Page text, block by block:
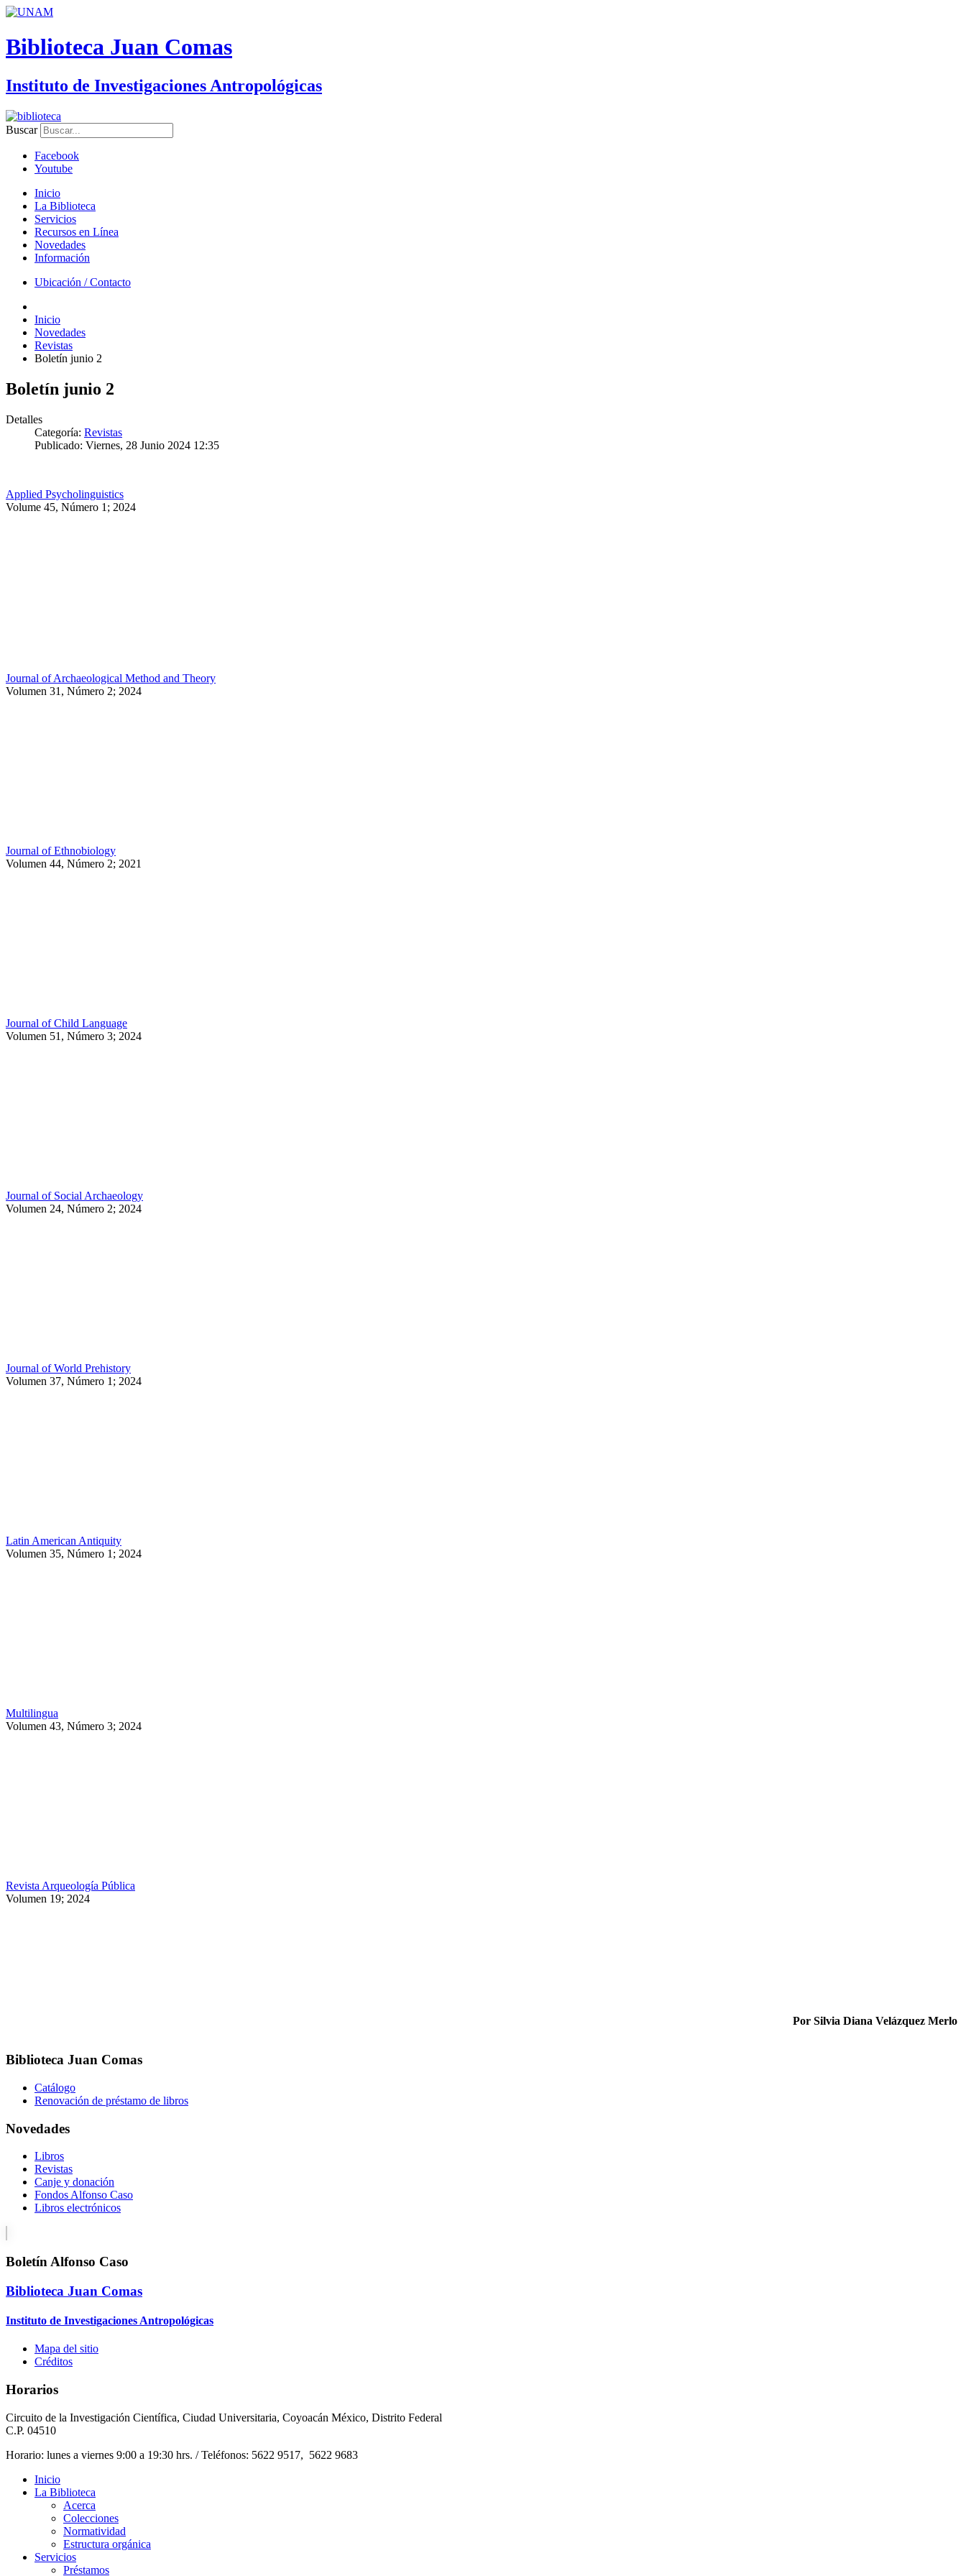
Biblioteca Juan Comas
Instituto de Investigaciones Antropológicas
Buscar
Facebook
Youtube
Inicio
La Biblioteca
Servicios
Recursos en Línea
Novedades
Información
Ubicación / Contacto
Inicio
Novedades
Revistas
Boletín junio 2
Boletín junio 2
Detalles
Categoría: Revistas
Publicado: Viernes, 28 Junio 2024 12:35
Applied Psycholinguistics
Volume 45, Número 1; 2024
Journal of Archaeological Method and Theory
Volumen 31, Número 2; 2024
Journal of Ethnobiology
Volumen 44, Número 2; 2021
Journal of Child Language
Volumen 51, Número 3; 2024
Journal of Social Archaeology
Volumen 24, Número 2; 2024
Journal of World Prehistory
Volumen 37, Número 1; 2024
Latin American Antiquity
Volumen 35, Número 1; 2024
Multilingua
Volumen 43, Número 3; 2024
Revista Arqueología Pública
Volumen 19; 2024
Por Silvia Diana Velázquez Merlo
Biblioteca Juan Comas
Catálogo
Renovación de préstamo de libros
Novedades
Libros
Revistas
Canje y donación
Fondos Alfonso Caso
Libros electrónicos
Boletín Alfonso Caso
Biblioteca Juan Comas
Instituto de Investigaciones Antropológicas
Mapa del sitio
Créditos
Horarios
Circuito de la Investigación Científica, Ciudad Universitaria, Coyoacán México, Distrito Federal
C.P. 04510
Horario: lunes a viernes 9:00 a 19:30 hrs. / Teléfonos: 5622 9517, 5622 9683
Inicio
La Biblioteca
Acerca
Colecciones
Normatividad
Estructura orgánica
Servicios
Préstamos